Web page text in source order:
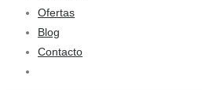
Ofertas
Blog
Contacto